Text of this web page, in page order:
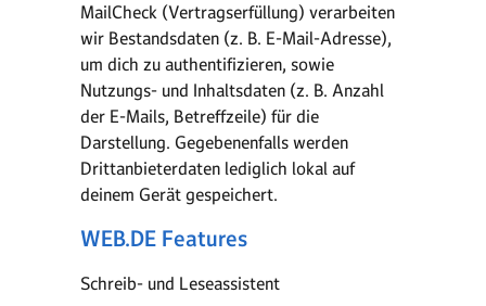
MailCheck (Vertragserfüllung) verarbeiten
wir Bestandsdaten (z. B. E-Mail-Adresse),
um dich zu authentifizieren, sowie
Nutzungs- und Inhaltsdaten (z. B. Anzahl
der E-Mails, Betreffzeile) für die
Darstellung. Gegebenenfalls werden
Drittanbieterdaten lediglich lokal auf
deinem Gerät gespeichert.
WEB.DE Features
Schreib- und Leseassistent